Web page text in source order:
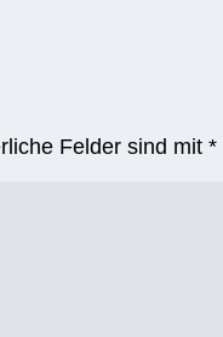
Felder sind mit*